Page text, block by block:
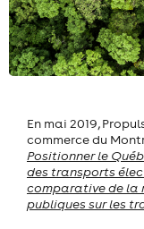
En mai 2019,
commerce du
Positionner le
des transports
comparativede la
publiques sur les